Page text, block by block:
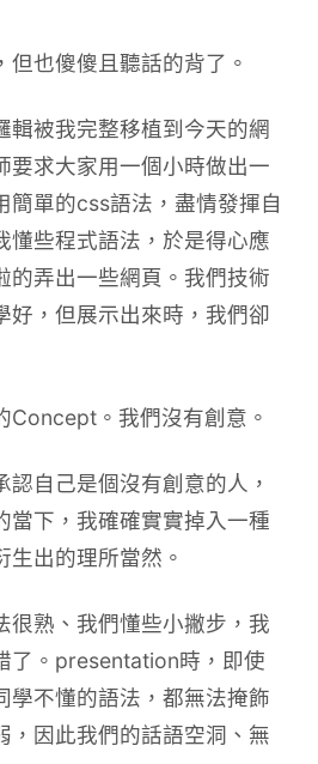
但也傻傻且聽話的背了。
輯被我完整移植到今天的網
要求大家用一個小時做出一
簡單的css語法，盡情發揮自
懂些程式語法，於是得心應
的弄出一些網頁。我們技術
好，但展示出來時，我們卻
Concept。我們沒有創意。
認自己是個沒有創意的人，
當下，我確確實實掉入一種
生出的理所當然。
很熟、我們懂些小撇步，我
了。presentation時，即使
學不懂的語法，都無法掩飾
，因此我們的話語空洞、無